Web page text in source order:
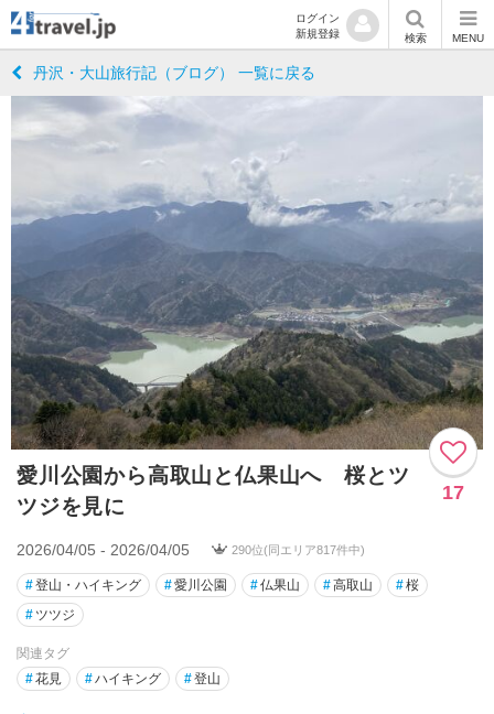
ログイン
新規登録
検索 MENU
丹沢・大山旅行記（ブログ） 一覧に戻る
愛川公園から高取山と仏果山へ 桜とツ
ツジを見に
17
2026/04/05 - 2026/04/05 290位(同エリア817件中)
#登山・ハイキング #愛川公園 #仏果山 #高取山 #桜
# ツツジ
関連タグ
#花見 #ハイキング #登山